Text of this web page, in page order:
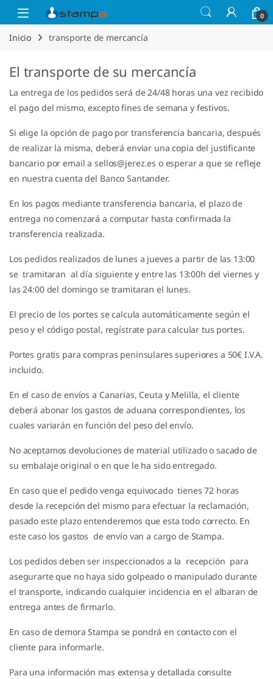
Saltar a la navegación
Saltar al contenido
Open 0
Inicio transporte de mercancía
El transporte de su mercancía
La entrega de los pedidos será de 24/48 horas una vez recibido
el pago del mismo, excepto fines de semana y festivos.
Si elige la opción de pago por transferencia bancaria, después
de realizar la misma, deberá enviar una copia del justificante
bancario por email a sellos@jerez.es o esperar a que se refleje
en nuestra cuenta del Banco Santander.
En los pagos mediante transferencia bancaria, el plazo de
entrega no comenzará a computar hasta confirmada la
transferencia realizada.
Los pedidos realizados de lunes a jueves a partir de las 13:00
se tramitaran al día siguiente y entre las 13:00h del viernes y
las 24:00 del domingo se tramitaran el lunes.
El precio de los portes se calcula automáticamente según el
peso y el código postal, regístrate para calcular tus portes.
Portes gratis para compras peninsulares superiores a 50€ I.V.A.
incluido.
En el caso de envíos a Canarias, Ceuta y Melilla, el cliente
deberá abonar los gastos de aduana correspondientes, los
cuales variarán en función del peso del envío.
No aceptamos devoluciones de material utilizado o sacado de
su embalaje original o en que le ha sido entregado.
En caso que el pedido venga equivocado tienes 72 horas
desde la recepción del mismo para efectuar la reclamación,
pasado este plazo entenderemos que esta todo correcto. En
este caso los gastos de envío van a cargo de Stampa.
Los pedidos deben ser inspeccionados a la recepción para
asegurarte que no haya sido golpeado o manipulado durante
el transporte, indicando cualquier incidencia en el albaran de
entrega antes de firmarlo.
En caso de demora Stampa se pondrá en contacto con el
cliente para informarle.
Para una información mas extensa y detallada consulte